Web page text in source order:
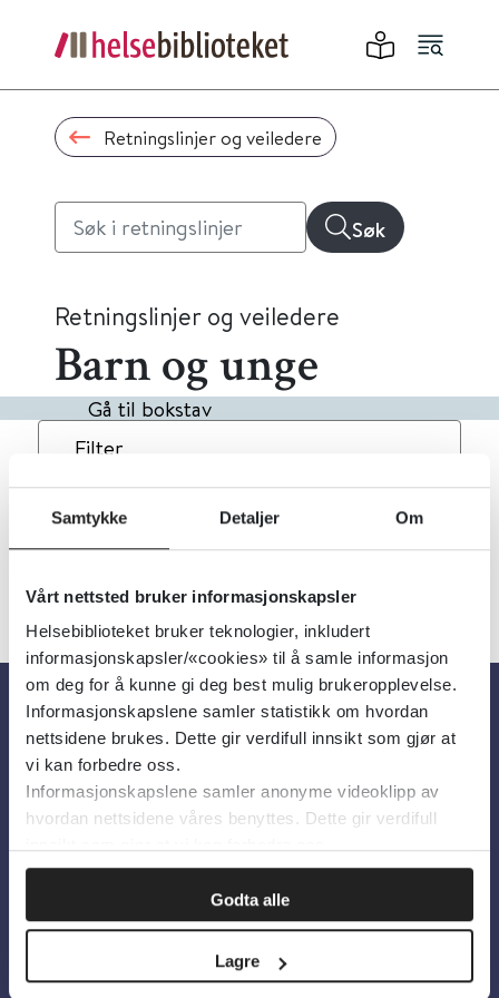
Samtykke Detaljer Om
Vårt nettsted bruker informasjonskapsler
Helsebiblioteket bruker teknologier, inkludert
informasjonskapsler/«cookies» til å samle informasjon
om deg for å kunne gi deg best mulig brukeropplevelse.
Informasjonskapslene samler statistikk om hvordan
nettsidene brukes. Dette gir verdifull innsikt som gjør at
vi kan forbedre oss.
Informasjonskapslene samler anonyme videoklipp av
hvordan nettsidene våres benyttes. Dette gir verdifull
Godta alle
Lagre
Retningslinjer og veiledere
Søk
Retningslinjer og veiledere
Barn og unge
Gå til bokstav
Filter
1Treff Dato Alfabetisk
Om oss
Om Helsebiblioteket
Personvern og informasjonskapsler
Tilgjengelighetserklæring
Information in English
Bilder fra Colourbox.com